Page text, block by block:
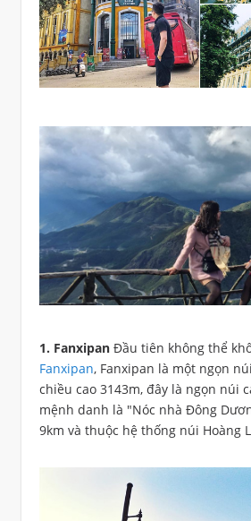
1. Fanxipan Đầu tiên không thể
Fanxipan, Fanxipan là một ngọn
chiều cao 3143m, đây là ngọn núi
mệnh danh là "Nóc nhà Đông
9km và thuộc hệ thống núi Hoàng